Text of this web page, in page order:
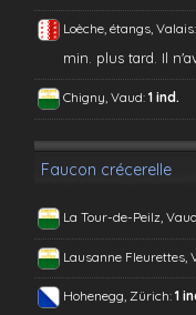
Loèche, étangs, Valais:
min. plus tard. Il
Chigny, Vaud: 1 ind.
Faucon crécerelle
La Tour-de-Peilz,
Lausanne Fleurettes,
Hohenegg, Zürich: 1